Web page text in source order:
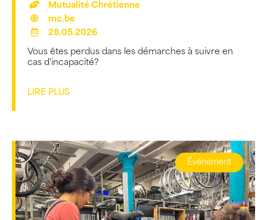
Mutualité Chrétienne
mc.be
28.05.2026
Vous êtes perdus dans les démarches à suivre en
cas d'incapacité?
LIRE PLUS
Événement